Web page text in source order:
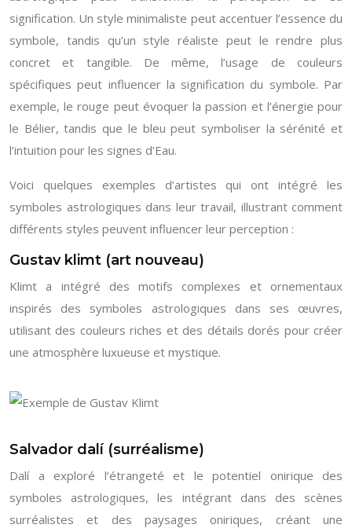
signification. Un style minimaliste peut accentuer l’essence du
symbole, tandis qu’un style réaliste peut le rendre plus
concret et tangible. De même, l’usage de couleurs
spécifiques peut influencer la signification du symbole. Par
exemple, le rouge peut évoquer la passion et l’énergie pour
le Bélier, tandis que le bleu peut symboliser la sérénité et
l’intuition pour les signes d’Eau.
Voici quelques exemples d’artistes qui ont intégré les
symboles astrologiques dans leur travail, illustrant comment
différents styles peuvent influencer leur perception :
Gustav klimt (art nouveau)
Klimt a intégré des motifs complexes et ornementaux
inspirés des symboles astrologiques dans ses œuvres,
utilisant des couleurs riches et des détails dorés pour créer
une atmosphère luxueuse et mystique.
Salvador dalí (surréalisme)
Dalí a exploré l’étrangeté et le potentiel onirique des
symboles astrologiques, les intégrant dans des scènes
surréalistes et des paysages oniriques, créant une